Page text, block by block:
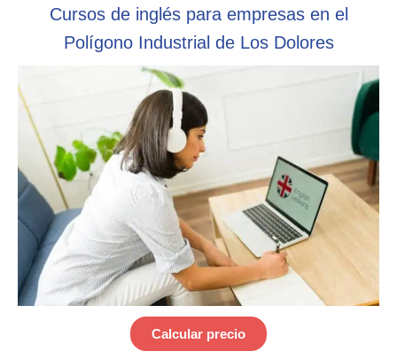
Cursos de inglés para empresas en el
Polígono Industrial de Los Dolores
Calcular precio